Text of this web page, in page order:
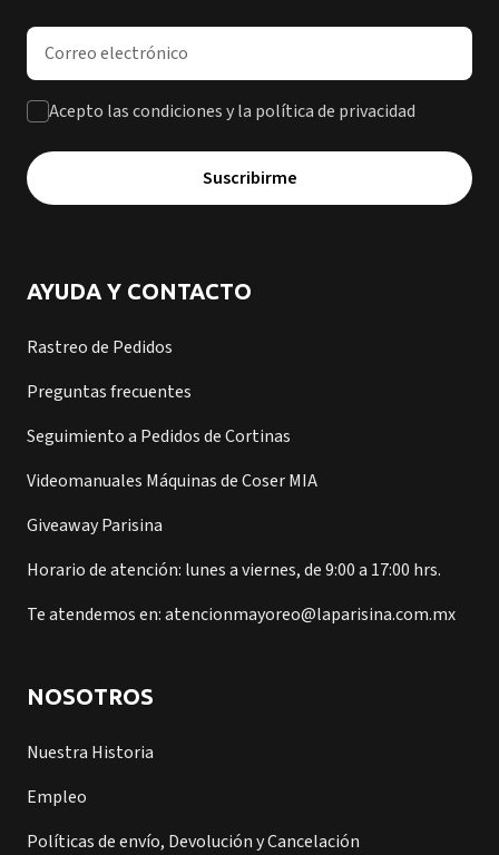
Dirección de correo electrónico
Acepto las condiciones y la política de privacidad
Suscribirme
AYUDA Y CONTACTO
Rastreo de Pedidos
Preguntas frecuentes
Seguimiento a Pedidos de Cortinas
Videomanuales Máquinas de Coser MIA
Giveaway Parisina
Horario de atención: lunes a viernes, de 9:00 a 17:00 hrs.
Te atendemos en: atencionmayoreo@laparisina.com.mx
NOSOTROS
Nuestra Historia
Empleo
Políticas de envío, Devolución y Cancelación